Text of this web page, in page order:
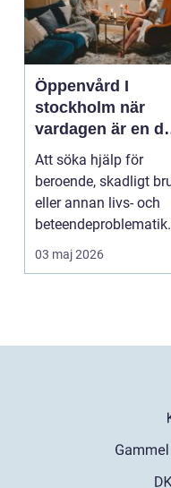
Öppenvård I
stockholm när
vardagen är en
av behandlingen
Att söka hjälp för
beroende, skadligt
eller annan livs- och
beteendeproblematik
är ett stort st...
03 maj 2026